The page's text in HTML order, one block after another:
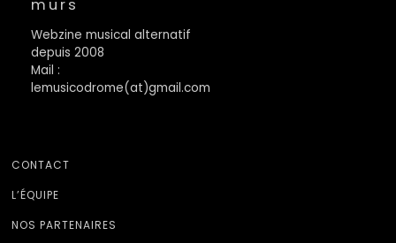
murs
Webzine musical alternatif
depuis 2008
Mail :
lemusicodrome(at)gmail.com
CONTACT
L’ÉQUIPE
NOS PARTENAIRES